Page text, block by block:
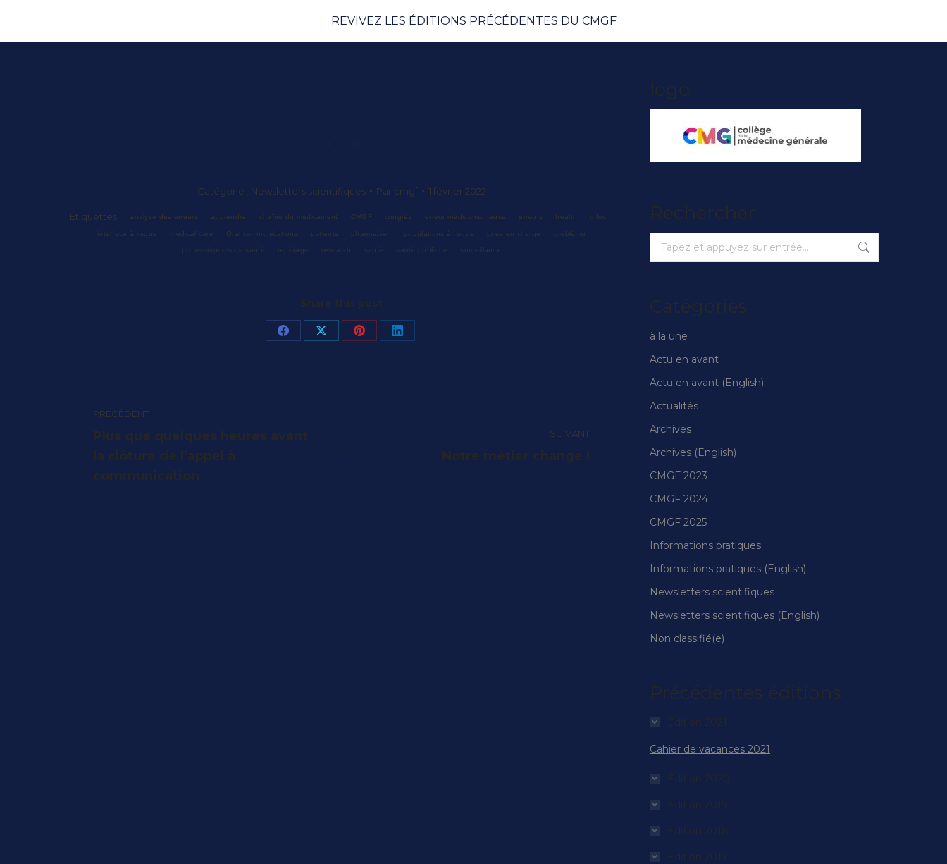
REVIVEZ LES ÉDITIONS PRÉCÉDENTES DU CMGF
Catégorie : Newsletters scientifiques Par cmgf 1 février 2022
Étiquettes : analyse des erreurs apprendre chaîne du médicament CMGF congrès erreur médicamenteuse erreurs health infos
interface à risque medical care Oral communications patients pharmacien populations à risque prise en charge problème
professionnels de santé repérage research santé santé publique surveillance
Share this post
PartagerPartagerPartagerPartager
article
PRÉCÉDENT
Article
précédent
Plus que quelques heures avant
la clôture de l’appel à
communication
SUIVANT
Notre métier change !
logo
Rechercher
Recherche
:
Catégories
à la une
Actu en avant
Actu en avant (English)
Actualités
Archives
Archives (English)
CMGF 2023
CMGF 2024
CMGF 2025
Informations pratiques
Informations pratiques (English)
Newsletters scientifiques
Newsletters scientifiques (English)
Non classifié(e)
Précédentes éditions
Édition 2021
Cahier de vacances 2021
Édition 2020
Édition 2019
Édition 2018
Édition 2017